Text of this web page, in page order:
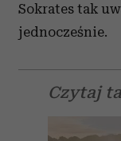
Sokrates tak
jednocześnie.
Czytaj